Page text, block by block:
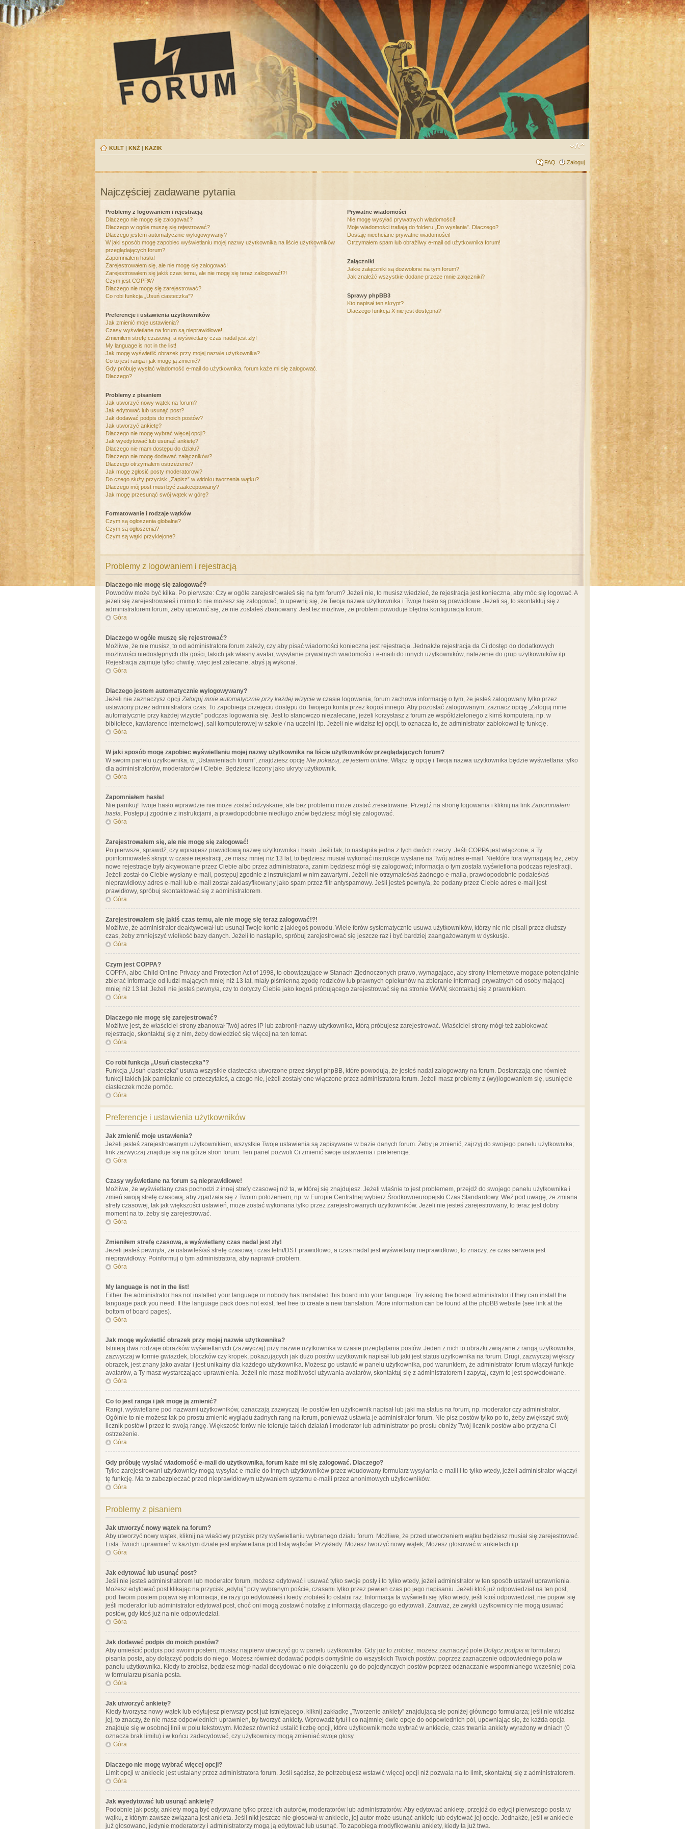
KULT | KNŻ | KAZIK
FAQ Zaloguj
Najczęściej zadawane pytania
Problemy z logowaniem i rejestracją
Dlaczego nie mogę się zalogować?
Dlaczego w ogóle muszę się rejestrować?
Dlaczego jestem automatycznie wylogowywany?
W jaki sposób mogę zapobiec wyświetlaniu mojej nazwy użytkownika na liście użytkowników
przeglądających forum?
Zapomniałem hasła!
Zarejestrowałem się, ale nie mogę się zalogować!
Zarejestrowałem się jakiś czas temu, ale nie mogę się teraz zalogować!?!
Czym jest COPPA?
Dlaczego nie mogę się zarejestrować?
Co robi funkcja „Usuń ciasteczka”?
Preferencje i ustawienia użytkowników
Jak zmienić moje ustawienia?
Czasy wyświetlane na forum są nieprawidłowe!
Zmieniłem strefę czasową, a wyświetlany czas nadal jest zły!
My language is not in the list!
Jak mogę wyświetlić obrazek przy mojej nazwie użytkownika?
Co to jest ranga i jak mogę ją zmienić?
Gdy próbuję wysłać wiadomość e-mail do użytkownika, forum każe mi się zalogować.
Dlaczego?
Problemy z pisaniem
Jak utworzyć nowy wątek na forum?
Jak edytować lub usunąć post?
Jak dodawać podpis do moich postów?
Jak utworzyć ankietę?
Dlaczego nie mogę wybrać więcej opcji?
Jak wyedytować lub usunąć ankietę?
Dlaczego nie mam dostępu do działu?
Dlaczego nie mogę dodawać załączników?
Dlaczego otrzymałem ostrzeżenie?
Jak mogę zgłosić posty moderatorowi?
Do czego służy przycisk „Zapisz” w widoku tworzenia wątku?
Dlaczego mój post musi być zaakceptowany?
Jak mogę przesunąć swój wątek w górę?
Formatowanie i rodzaje wątków
Czym są ogłoszenia globalne?
Czym są ogłoszenia?
Czym są wątki przyklejone?
Prywatne wiadomości
Nie mogę wysyłać prywatnych wiadomości!
Moje wiadomości trafiają do folderu „Do wysłania”. Dlaczego?
Dostaję niechciane prywatne wiadomości!
Otrzymałem spam lub obraźliwy e-mail od użytkownika forum!
Załączniki
Jakie załączniki są dozwolone na tym forum?
Jak znaleźć wszystkie dodane przeze mnie załączniki?
Sprawy phpBB3
Kto napisał ten skrypt?
Dlaczego funkcja X nie jest dostępna?
Problemy z logowaniem i rejestracją
Dlaczego nie mogę się zalogować?
Powodów może być kilka. Po pierwsze: Czy w ogóle zarejestrowałeś się na tym forum? Jeżeli nie, to musisz wiedzieć, że rejestracja jest konieczna, aby móc się logować. A
jeżeli się zarejestrowałeś i mimo to nie możesz się zalogować, to upewnij się, że Twoja nazwa użytkownika i Twoje hasło są prawidłowe. Jeżeli są, to skontaktuj się z
administratorem forum, żeby upewnić się, że nie zostałeś zbanowany. Jest też możliwe, że problem powoduje błędna konfiguracja forum.
Góra
Dlaczego w ogóle muszę się rejestrować?
Możliwe, że nie musisz, to od administratora forum zależy, czy aby pisać wiadomości konieczna jest rejestracja. Jednakże rejestracja da Ci dostęp do dodatkowych
możliwości niedostępnych dla gości, takich jak własny avatar, wysyłanie prywatnych wiadomości i e-maili do innych użytkowników, należenie do grup użytkowników itp.
Rejestracja zajmuje tylko chwilę, więc jest zalecane, abyś ją wykonał.
Góra
Dlaczego jestem automatycznie wylogowywany?
Jeżeli nie zaznaczysz opcji Zaloguj mnie automatycznie przy każdej wizycie w czasie logowania, forum zachowa informację o tym, że jesteś zalogowany tylko przez
ustawiony przez administratora czas. To zapobiega przejęciu dostępu do Twojego konta przez kogoś innego. Aby pozostać zalogowanym, zaznacz opcję „Zaloguj mnie
automatycznie przy każdej wizycie” podczas logowania się. Jest to stanowczo niezalecane, jeżeli korzystasz z forum ze współdzielonego z kimś komputera, np. w
bibliotece, kawiarence internetowej, sali komputerowej w szkole / na uczelni itp. Jeżeli nie widzisz tej opcji, to oznacza to, że administrator zablokował tę funkcję.
Góra
W jaki sposób mogę zapobiec wyświetlaniu mojej nazwy użytkownika na liście użytkowników przeglądających forum?
W swoim panelu użytkownika, w „Ustawieniach forum”, znajdziesz opcję Nie pokazuj, że jestem online. Włącz tę opcję i Twoja nazwa użytkownika będzie wyświetlana tylko
dla administratorów, moderatorów i Ciebie. Będziesz liczony jako ukryty użytkownik.
Góra
Zapomniałem hasła!
Nie panikuj! Twoje hasło wprawdzie nie może zostać odzyskane, ale bez problemu może zostać zresetowane. Przejdź na stronę logowania i kliknij na link Zapomniałem
hasła. Postępuj zgodnie z instrukcjami, a prawdopodobnie niedługo znów będziesz mógł się zalogować.
Góra
Zarejestrowałem się, ale nie mogę się zalogować!
Po pierwsze, sprawdź, czy wpisujesz prawidłową nazwę użytkownika i hasło. Jeśli tak, to nastąpiła jedna z tych dwóch rzeczy: Jeśli COPPA jest włączone, a Ty
poinformowałeś skrypt w czasie rejestracji, że masz mniej niż 13 lat, to będziesz musiał wykonać instrukcje wysłane na Twój adres e-mail. Niektóre fora wymagają też, żeby
nowe rejestracje były aktywowane przez Ciebie albo przez administratora, zanim będziesz mógł się zalogować; informacja o tym została wyświetlona podczas rejestracji.
Jeżeli został do Ciebie wysłany e-mail, postępuj zgodnie z instrukcjami w nim zawartymi. Jeżeli nie otrzymałeś/aś żadnego e-maila, prawdopodobnie podałeś/aś
nieprawidłowy adres e-mail lub e-mail został zaklasyfikowany jako spam przez filtr antyspamowy. Jeśli jesteś pewny/a, że podany przez Ciebie adres e-mail jest
prawidłowy, spróbuj skontaktować się z administratorem.
Góra
Zarejestrowałem się jakiś czas temu, ale nie mogę się teraz zalogować!?!
Możliwe, że administrator deaktywował lub usunął Twoje konto z jakiegoś powodu. Wiele forów systematycznie usuwa użytkowników, którzy nic nie pisali przez dłuższy
czas, żeby zmniejszyć wielkość bazy danych. Jeżeli to nastąpiło, spróbuj zarejestrować się jeszcze raz i być bardziej zaangażowanym w dyskusje.
Góra
Czym jest COPPA?
COPPA, albo Child Online Privacy and Protection Act of 1998, to obowiązujące w Stanach Zjednoczonych prawo, wymagające, aby strony internetowe mogące potencjalnie
zbierać informacje od ludzi mających mniej niż 13 lat, miały piśmienną zgodę rodziców lub prawnych opiekunów na zbieranie informacji prywatnych od osoby mającej
mniej niż 13 lat. Jeżeli nie jesteś pewny/a, czy to dotyczy Ciebie jako kogoś próbującego zarejestrować się na stronie WWW, skontaktuj się z prawnikiem.
Góra
Dlaczego nie mogę się zarejestrować?
Możliwe jest, że właściciel strony zbanował Twój adres IP lub zabronił nazwy użytkownika, którą próbujesz zarejestrować. Właściciel strony mógł też zablokować
rejestracje, skontaktuj się z nim, żeby dowiedzieć się więcej na ten temat.
Góra
Co robi funkcja „Usuń ciasteczka”?
Funkcja „Usuń ciasteczka” usuwa wszystkie ciasteczka utworzone przez skrypt phpBB, które powodują, że jesteś nadal zalogowany na forum. Dostarczają one również
funkcji takich jak pamiętanie co przeczytałeś, a czego nie, jeżeli zostały one włączone przez administratora forum. Jeżeli masz problemy z (wy)logowaniem się, usunięcie
ciasteczek może pomóc.
Góra
Preferencje i ustawienia użytkowników
Jak zmienić moje ustawienia?
Jeżeli jesteś zarejestrowanym użytkownikiem, wszystkie Twoje ustawienia są zapisywane w bazie danych forum. Żeby je zmienić, zajrzyj do swojego panelu użytkownika;
link zazwyczaj znajduje się na górze stron forum. Ten panel pozwoli Ci zmienić swoje ustawienia i preferencje.
Góra
Czasy wyświetlane na forum są nieprawidłowe!
Możliwe, że wyświetlany czas pochodzi z innej strefy czasowej niż ta, w której się znajdujesz. Jeżeli właśnie to jest problemem, przejdź do swojego panelu użytkownika i
zmień swoją strefę czasową, aby zgadzała się z Twoim położeniem, np. w Europie Centralnej wybierz Środkowoeuropejski Czas Standardowy. Weź pod uwagę, że zmiana
strefy czasowej, tak jak większości ustawień, może zostać wykonana tylko przez zarejestrowanych użytkowników. Jeżeli nie jesteś zarejestrowany, to teraz jest dobry
moment na to, żeby się zarejestrować.
Góra
Zmieniłem strefę czasową, a wyświetlany czas nadal jest zły!
Jeżeli jesteś pewny/a, że ustawiłeś/aś strefę czasową i czas letni/DST prawidłowo, a czas nadal jest wyświetlany nieprawidłowo, to znaczy, że czas serwera jest
nieprawidłowy. Poinformuj o tym administratora, aby naprawił problem.
Góra
My language is not in the list!
Either the administrator has not installed your language or nobody has translated this board into your language. Try asking the board administrator if they can install the
language pack you need. If the language pack does not exist, feel free to create a new translation. More information can be found at the phpBB website (see link at the
bottom of board pages).
Góra
Jak mogę wyświetlić obrazek przy mojej nazwie użytkownika?
Istnieją dwa rodzaje obrazków wyświetlanych (zazwyczaj) przy nazwie użytkownika w czasie przeglądania postów. Jeden z nich to obrazki związane z rangą użytkownika,
zazwyczaj w formie gwiazdek, bloczków czy kropek, pokazujących jak dużo postów użytkownik napisał lub jaki jest status użytkownika na forum. Drugi, zazwyczaj większy
obrazek, jest znany jako avatar i jest unikalny dla każdego użytkownika. Możesz go ustawić w panelu użytkownika, pod warunkiem, że administrator forum włączył funkcje
avatarów, a Ty masz wystarczające uprawnienia. Jeżeli nie masz możliwości używania avatarów, skontaktuj się z administratorem i zapytaj, czym to jest spowodowane.
Góra
Co to jest ranga i jak mogę ją zmienić?
Rangi, wyświetlane pod nazwami użytkowników, oznaczają zazwyczaj ile postów ten użytkownik napisał lub jaki ma status na forum, np. moderator czy administrator.
Ogólnie to nie możesz tak po prostu zmienić wyglądu żadnych rang na forum, ponieważ ustawia je administrator forum. Nie pisz postów tylko po to, żeby zwiększyć swój
licznik postów i przez to swoją rangę. Większość forów nie toleruje takich działań i moderator lub administrator po prostu obniży Twój licznik postów albo przyzna Ci
ostrzeżenie.
Góra
Gdy próbuję wysłać wiadomość e-mail do użytkownika, forum każe mi się zalogować. Dlaczego?
Tylko zarejestrowani użytkownicy mogą wysyłać e-maile do innych użytkowników przez wbudowany formularz wysyłania e-maili i to tylko wtedy, jeżeli administrator włączył
tę funkcję. Ma to zabezpieczać przed nieprawidłowym używaniem systemu e-maili przez anonimowych użytkowników.
Góra
Problemy z pisaniem
Jak utworzyć nowy wątek na forum?
Aby utworzyć nowy wątek, kliknij na właściwy przycisk przy wyświetlaniu wybranego działu forum. Możliwe, że przed utworzeniem wątku będziesz musiał się zarejestrować.
Lista Twoich uprawnień w każdym dziale jest wyświetlana pod listą wątków. Przykłady: Możesz tworzyć nowy wątek, Możesz głosować w ankietach itp.
Góra
Jak edytować lub usunąć post?
Jeśli nie jesteś administratorem lub moderator forum, możesz edytować i usuwać tylko swoje posty i to tylko wtedy, jeżeli administrator w ten sposób ustawił uprawnienia.
Możesz edytować post klikając na przycisk „edytuj” przy wybranym poście, czasami tylko przez pewien czas po jego napisaniu. Jeżeli ktoś już odpowiedział na ten post,
pod Twoim postem pojawi się informacja, ile razy go edytowałeś i kiedy zrobiłeś to ostatni raz. Informacja ta wyświetli się tylko wtedy, jeśli ktoś odpowiedział; nie pojawi się
jeśli moderator lub administrator edytował post, choć oni mogą zostawić notatkę z informacją dlaczego go edytowali. Zauważ, że zwykli użytkownicy nie mogą usuwać
postów, gdy ktoś już na nie odpowiedział.
Góra
Jak dodawać podpis do moich postów?
Aby umieścić podpis pod swoim postem, musisz najpierw utworzyć go w panelu użytkownika. Gdy już to zrobisz, możesz zaznaczyć pole Dołącz podpis w formularzu
pisania posta, aby dołączyć podpis do niego. Możesz również dodawać podpis domyślnie do wszystkich Twoich postów, poprzez zaznaczenie odpowiedniego pola w
panelu użytkownika. Kiedy to zrobisz, będziesz mógł nadal decydować o nie dołączeniu go do pojedynczych postów poprzez odznaczanie wspomnianego wcześniej pola
w formularzu pisania posta.
Góra
Jak utworzyć ankietę?
Kiedy tworzysz nowy wątek lub edytujesz pierwszy post już istniejącego, kliknij zakładkę „Tworzenie ankiety” znajdującą się poniżej głównego formularza; jeśli nie widzisz
jej, to znaczy, że nie masz odpowiednich uprawnień, by tworzyć ankiety. Wprowadź tytuł i co najmniej dwie opcje do odpowiednich pól, upewniając się, że każda opcja
znajduje się w osobnej linii w polu tekstowym. Możesz również ustalić liczbę opcji, które użytkownik może wybrać w ankiecie, czas trwania ankiety wyrażony w dniach (0
oznacza brak limitu) i w końcu zadecydować, czy użytkownicy mogą zmieniać swoje głosy.
Góra
Dlaczego nie mogę wybrać więcej opcji?
Limit opcji w ankiecie jest ustalany przez administratora forum. Jeśli sądzisz, że potrzebujesz wstawić więcej opcji niż pozwala na to limit, skontaktuj się z administratorem.
Góra
Jak wyedytować lub usunąć ankietę?
Podobnie jak posty, ankiety mogą być edytowane tylko przez ich autorów, moderatorów lub administratorów. Aby edytować ankietę, przejdź do edycji pierwszego posta w
wątku, z którym zawsze związana jest ankieta. Jeśli nikt jeszcze nie głosował w ankiecie, jej autor może usunąć ankietę lub edytować jej opcje. Jednakże, jeśli w ankiecie
już głosowano, jedynie moderatorzy i administratorzy mogą ją edytować lub usunąć. To zapobiega modyfikowaniu ankiety, kiedy ta już trwa.